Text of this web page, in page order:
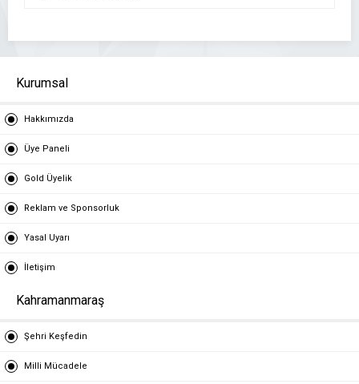
Kurumsal
Hakkımızda
Üye Paneli
Gold Üyelik
Reklam ve Sponsorluk
Yasal Uyarı
İletişim
Kahramanmaraş
Şehri Keşfedin
Milli Mücadele